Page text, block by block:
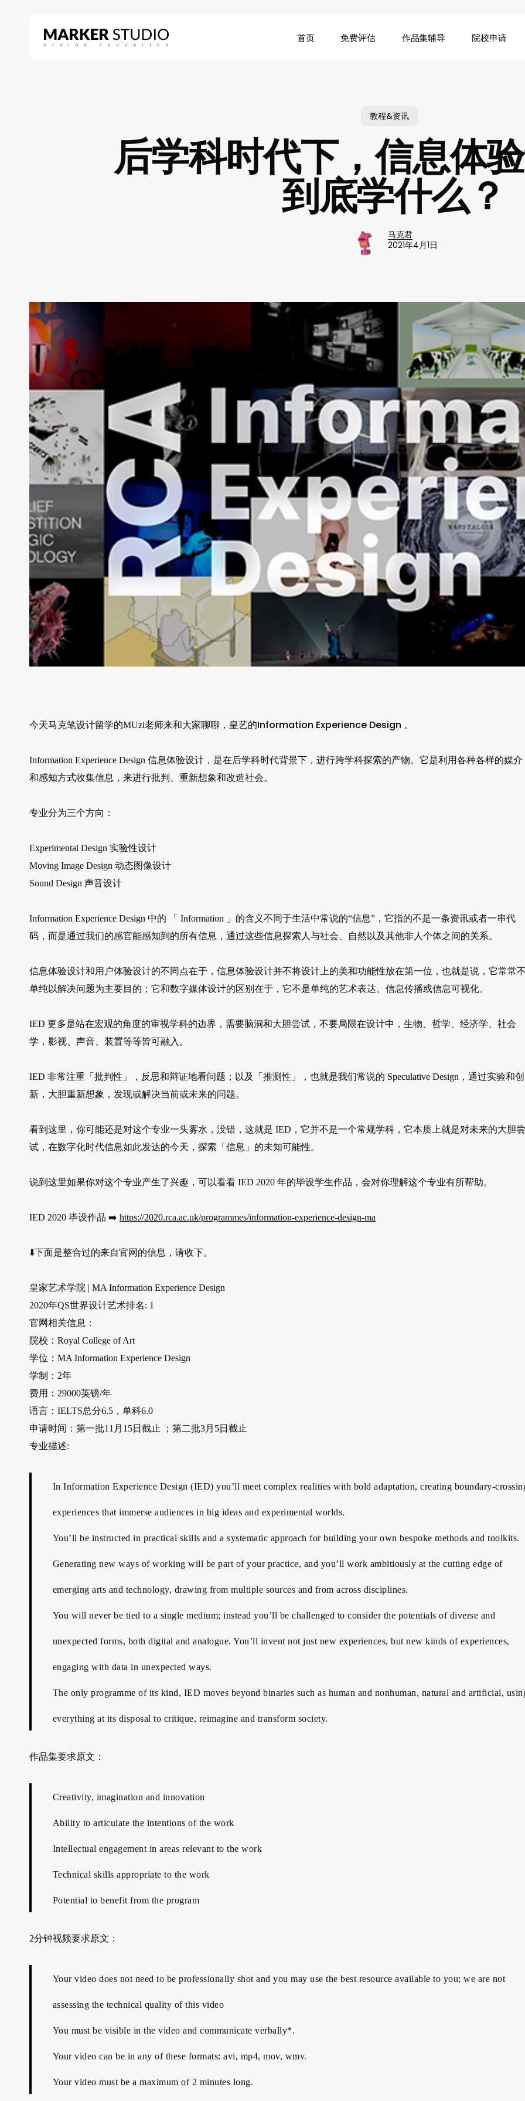
首页 免费评估 作品集辅导 院校申请
教程&资讯
后学科时代下，信息体
到底学什么？
马克君
2021年4月1日
今天马克笔设计留学的MUzi老师来和大家聊聊，皇艺的Information Experience Design 。
Information Experience Design 信息体验设计，是在后学科时代背景下，进行跨学科探索的产物。它是利用各种各样的媒介
和感知方式收集信息，来进行批判、重新想象和改造社会。
专业分为三个方向：
Experimental Design 实验性设计
Moving Image Design 动态图像设计
Sound Design 声音设计
Information Experience Design 中的 「 Information 」的含义不同于生活中常说的“信息”，它指的不是一条资讯或者一串代
码，而是通过我们的感官能感知到的所有信息，通过这些信息探索人与社会、自然以及其他非人个体之间的关系。
信息体验设计和用户体验设计的不同点在于，信息体验设计并不将设计上的美和功能性放在第一位，也就是说，它常常
单纯以解决问题为主要目的；它和数字媒体设计的区别在于，它不是单纯的艺术表达、信息传播或信息可视化。
IED 更多是站在宏观的角度的审视学科的边界，需要脑洞和大胆尝试，不要局限在设计中，生物、哲学、经济学、社会
学，影视、声音、装置等等皆可融入。
IED 非常注重「批判性」，反思和辩证地看问题；以及「推测性」，也就是我们常说的 Speculative Design，通过实验和创
新，大胆重新想象，发现或解决当前或未来的问题。
看到这里，你可能还是对这个专业一头雾水，没错，这就是 IED，它并不是一个常规学科，它本质上就是对未来的大胆尝
试，在数字化时代信息如此发达的今天，探索「信息」的未知可能性。
说到这里如果你对这个专业产生了兴趣，可以看看 IED 2020 年的毕设学生作品，会对你理解这个专业有所帮助。
IED 2020 毕设作品 ➡️ https://2020.rca.ac.uk/programmes/information-experience-design-ma
⬇️下面是整合过的来自官网的信息，请收下。
皇家艺术学院 | MA Information Experience Design
2020年QS世界设计艺术排名: 1
官网相关信息：
院校：Royal College of Art
学位：MA Information Experience Design
学制：2年
费用：29000英镑/年
语言：IELTS总分6.5，单科6.0
申请时间：第一批11月15日截止 ；第二批3月5日截止
专业描述:
In Information Experience Design (IED) you’ll meet complex realities with bold adaptation, creating boundary-
experiences that immerse audiences in big ideas and experimental worlds.
You’ll be instructed in practical skills and a systematic approach for building your own bespoke methods and toolkits.
Generating new ways of working will be part of your practice, and you’ll work ambitiously at the cutting edge of
emerging arts and technology, drawing from multiple sources and from across disciplines.
You will never be tied to a single medium; instead you’ll be challenged to consider the potentials of diverse and
unexpected forms, both digital and analogue. You’ll invent not just new experiences, but new kinds of experiences,
engaging with data in unexpected ways.
The only programme of its kind, IED moves beyond binaries such as human and nonhuman, natural and artificial,
everything at its disposal to critique, reimagine and transform society.
作品集要求原文：
Creativity, imagination and innovation
Ability to articulate the intentions of the work
Intellectual engagement in areas relevant to the work
Technical skills appropriate to the work
Potential to benefit from the program
2分钟视频要求原文：
Your video does not need to be professionally shot and you may use the best resource available to you; we are not
assessing the technical quality of this video
You must be visible in the video and communicate verbally*.
Your video can be in any of these formats: avi, mp4, mov, wmv.
Your video must be a maximum of 2 minutes long.